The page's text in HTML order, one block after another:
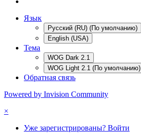
Язык
Русский (RU) (По умолчанию)
English (USA)
Тема
WOG Dark 2.1
WOG Light 2.1 (По умолчанию)
Обратная связь
Powered by Invision Community
×
Уже зарегистрированы? Войти